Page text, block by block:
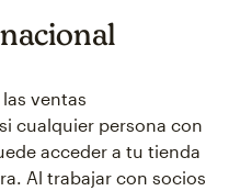
ventas
cualquier persona con
acceder a tu tienda
Al trabajar con socios